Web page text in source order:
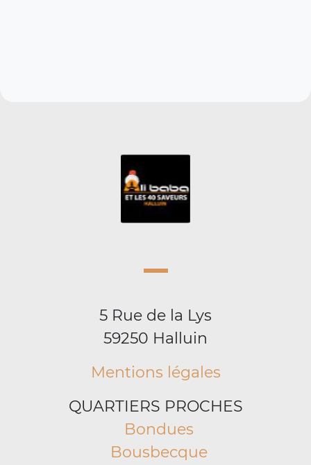
5 Rue de la Lys
59250 Halluin
Mentions légales
QUARTIERS PROCHES
Bondues
Bousbecque